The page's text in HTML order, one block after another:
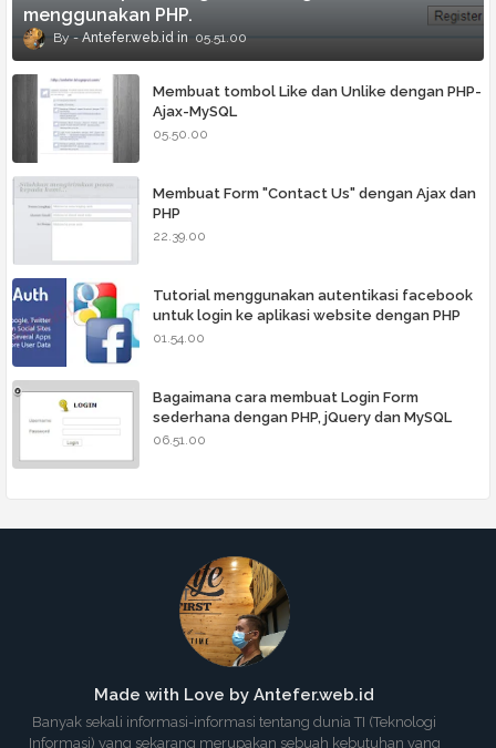
menggunakan PHP.
Antefer.web.id 05.51.00
Membuat tombol Like dan Unlike dengan PHP-
Ajax-MySQL
05.50.00
Membuat Form "Contact Us" dengan Ajax dan
PHP
22.39.00
Tutorial menggunakan autentikasi facebook
untuk login ke aplikasi website dengan PHP
01.54.00
Bagaimana cara membuat Login Form
sederhana dengan PHP, jQuery dan MySQL
06.51.00
Made with Love by Antefer.web.id
Banyak sekali informasi-informasi tentang dunia TI (Teknologi
Informasi) yang sekarang merupakan sebuah kebutuhan yang